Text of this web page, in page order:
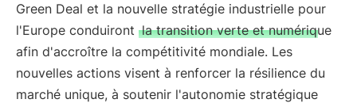
Green Deal et la nouvelle stratégie industrielle pour
l'Europe conduiront la transition verte et numérique
afin d'accroître la compétitivité mondiale. Les
nouvelles actions visent à renforcer la résilience du
marché unique, à soutenir l'autonomie stratégique